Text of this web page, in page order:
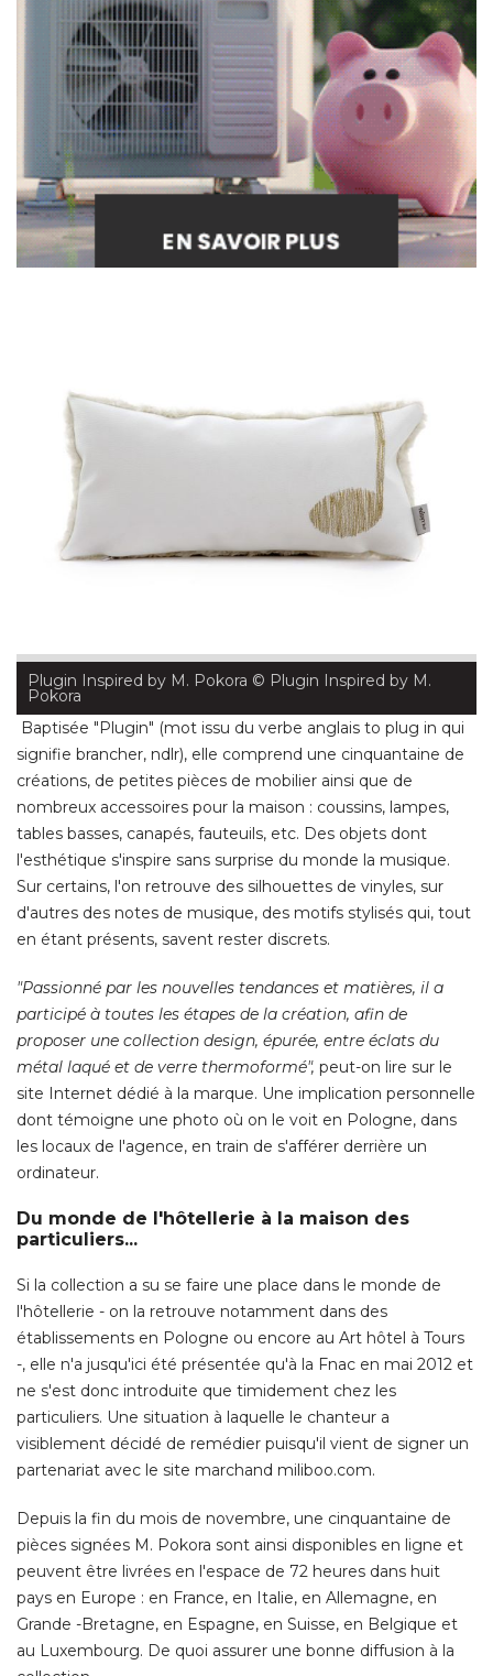
Plugin Inspired by M. Pokora © Plugin Inspired by M.
Pokora
Baptisée "Plugin" (mot issu du verbe anglais to plug in qui
signifie brancher, ndlr), elle comprend une cinquantaine de
créations, de petites pièces de mobilier ainsi que de
nombreux accessoires pour la maison : coussins, lampes,
tables basses, canapés, fauteuils, etc. Des objets dont
l'esthétique s'inspire sans surprise du monde la musique.
Sur certains, l'on retrouve des silhouettes de vinyles, sur
d'autres des notes de musique, des motifs stylisés qui, tout
en étant présents, savent rester discrets.
"Passionné par les nouvelles tendances et matières, il a
participé à toutes les étapes de la création, afin de
proposer une collection design, épurée, entre éclats du
métal laqué et de verre thermoformé", peut-on lire sur le
site Internet dédié à la marque. Une implication personnelle
dont témoigne une photo où on le voit en Pologne, dans
les locaux de l'agence, en train de s'afférer derrière un
ordinateur.
Du monde de l'hôtellerie à la maison des
particuliers...
Si la collection a su se faire une place dans le monde de
l'hôtellerie - on la retrouve notamment dans des
établissements en Pologne ou encore au Art hôtel à Tours
-, elle n'a jusqu'ici été présentée qu'à la Fnac en mai 2012 et
ne s'est donc introduite que timidement chez les
particuliers. Une situation à laquelle le chanteur a
visiblement décidé de remédier puisqu'il vient de signer un
partenariat avec le site marchand miliboo.com.
Depuis la fin du mois de novembre, une cinquantaine de
pièces signées M. Pokora sont ainsi disponibles en ligne et
peuvent être livrées en l'espace de 72 heures dans huit
pays en Europe : en France, en Italie, en Allemagne, en
Grande -Bretagne, en Espagne, en Suisse, en Belgique et
au Luxembourg. De quoi assurer une bonne diffusion à la